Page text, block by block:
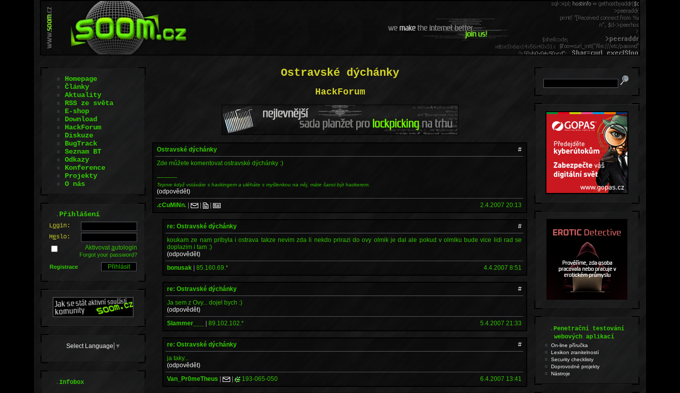
Ostravské dýchánky
HackForum
Ostravské dýchánky
#
Zde můžete komentovat ostravské dýchánky :)
----------
Teprve když vstáváte s hackingem a uléháte s myšlenkou na něj, máte šanci být hackerem.
(odpovědět)
.cCuMiNn. | | | 2.4.2007 20:13
re: Ostravské dýchánky
#
koukam ze nam pribyla i ostrava takze nevim zda li nekdo prirazi do ovy olmik je dal ale pokud v olmiku bude vice lidi rad se
doplazim i tam :)
(odpovědět)
bonusak |85.160.69.* 4.4.2007 8:51
re: Ostravské dýchánky
#
Ja sem z Ovy... dojel bych :)
(odpovědět)
Slammer___
|89.102.102.* 5.4.2007 21:33
re: Ostravské dýchánky
#
ja taky...
(odpovědět)
Van_Pr0meTheus | | 193-065-050 6.4.2007 13:41
Homepage
Články
Aktuality
RSS ze světa
E-shop
Download
HackForum
Diskuze
BugTrack
Seznam BT
Odkazy
Konference
Projekty
O nás
.Přihlášení
Login:
Heslo:
Aktivovatautologin
Forgot your password?
Registrace
Select Language ▼
.Infobox
.Penetrační testování
webových aplikací
On-line příručka
Lexikon zranitelností
Security checklisty
Doprovodné projekty
Nástroje